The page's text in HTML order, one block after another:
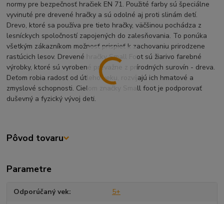
normy pre bezpečnosť hračiek EN 71. Použité farby sú špeciálne
vyvinuté pre drevené hračky a sú odolné aj proti slinám detí.
Drevo, ktoré sa používa pre tieto hračky, väčšinou pochádza z
lesníckych spoločností zapojených do zalesňovania. To ponúka
všetkým zákazníkom možnosť prispieť k zachovaniu prirodzene
rastúcich lesov. Drevené hračky Small Foot sú žiarivo farebné
výrobky, ktoré sú vyrobené prevažne z prírodných surovín - dreva.
Deťom robia radosť od útleho veku, rozvíjajú ich hmatové a
zmyslové schopnosti. Cieľom značky Small foot je podporovať
duševný a fyzický vývoj detí.
Pôvod tovaru
Parametre
Odporúčaný vek 5+